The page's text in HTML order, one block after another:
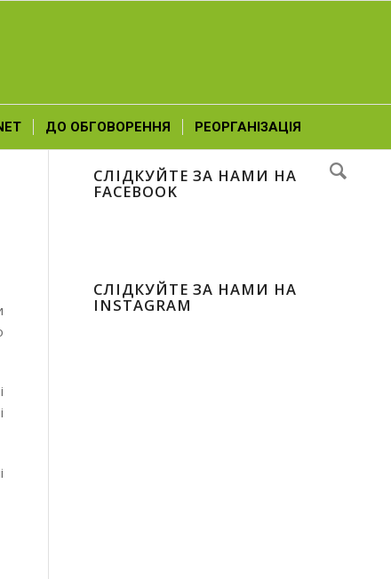
ДО ОБГОВОРЕННЯ РЕОРГАНІЗАЦІЯ
СЛІДКУЙТЕ ЗА НАМИ НА
FACEBOOK
СЛІДКУЙТЕ ЗА НАМИ НА
INSTAGRAM